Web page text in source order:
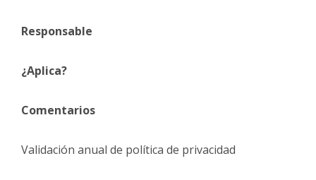
Responsable
¿Aplica?
Comentarios
Validación anual de política de privacidad